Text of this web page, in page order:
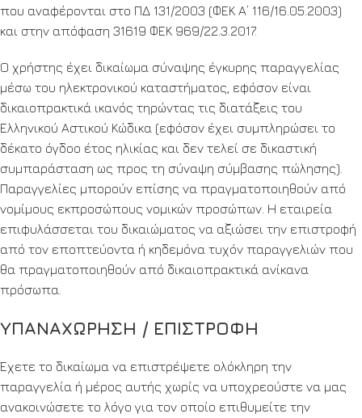
που αναφέρονται στο ΠΔ 131/2003 (ΦΕΚ Α’ 116/16.05.2003)
και στην απόφαση 31619 ΦΕΚ 969/22.3.2017.
Ο χρήστης έχει δικαίωμα σύναψης έγκυρης παραγγελίας
μέσω του ηλεκτρονικού καταστήματος, εφόσον είναι
δικαιοπρακτικά ικανός τηρώντας τις διατάξεις του
Ελληνικού Αστικού Κώδικα (εφόσον έχει συμπληρώσει το
δέκατο όγδοο έτος ηλικίας και δεν τελεί σε δικαστική
συμπαράσταση ως προς τη σύναψη σύμβασης πώλησης).
Παραγγελίες μπορούν επίσης να πραγματοποιηθούν από
νομίμους εκπροσώπους νομικών προσώπων. Η εταιρεία
επιφυλάσσεται του δικαιώματος να αξιώσει την επιστροφή
από τον εποπτεύοντα ή κηδεμόνα τυχόν παραγγελιών που
θα πραγματοποιηθούν από δικαιοπρακτικά ανίκανα
πρόσωπα.
ΥΠΑΝΑΧΩΡΗΣΗ / ΕΠΙΣΤΡΟΦΗ
Έχετε το δικαίωμα να επιστρέψετε ολόκληρη την
παραγγελία ή μέρος αυτής χωρίς να υποχρεούστε να μας
ανακοινώσετε το λόγο για τον οποίο επιθυμείτε την